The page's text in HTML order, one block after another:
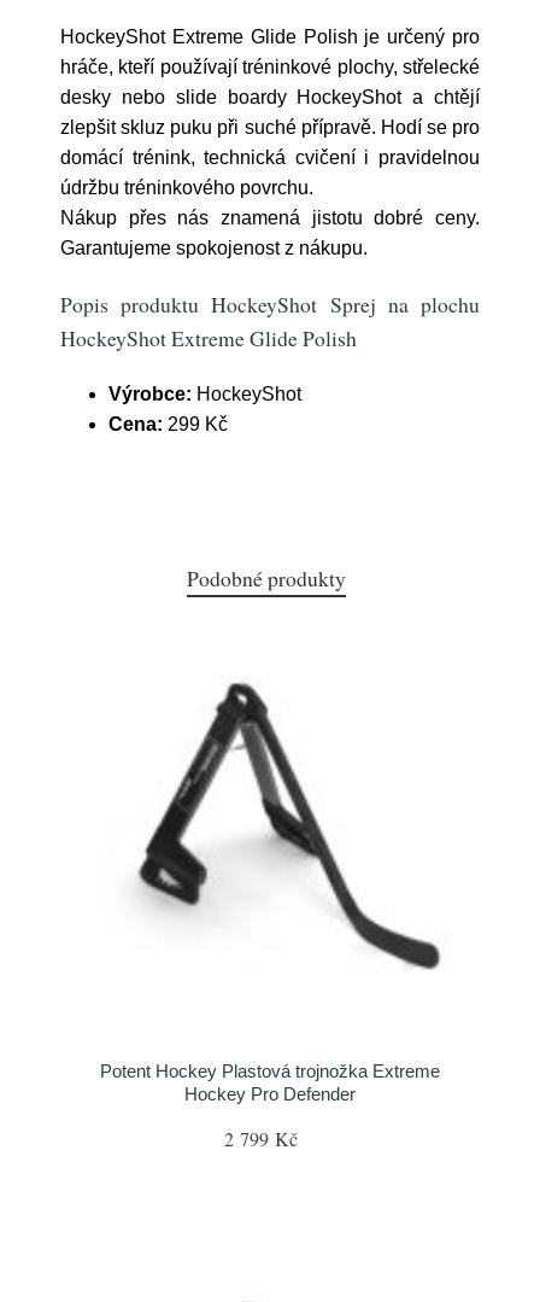
HockeyShot Extreme Glide Polish je určený pro
hráče, kteří používají tréninkové plochy, střelecké
desky nebo slide boardy HockeyShot a chtějí
zlepšit skluz puku při suché přípravě. Hodí se pro
domácí trénink, technická cvičení i pravidelnou
údržbu tréninkového povrchu.
Nákup přes nás znamená jistotu dobré ceny.
Garantujeme spokojenost z nákupu.
Popis produktu HockeyShot Sprej na plochu
HockeyShot Extreme Glide Polish
Výrobce: HockeyShot
Cena: 299 Kč
Podobné produkty
Potent Hockey Plastová trojnožka Extreme
Hockey Pro Defender
2 799 Kč